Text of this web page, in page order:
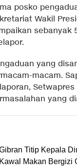
posko
Wakil
sebanyak
yang
macam.
Setwapres
yang
Titip Kepala
Kawal Makan Bergizi